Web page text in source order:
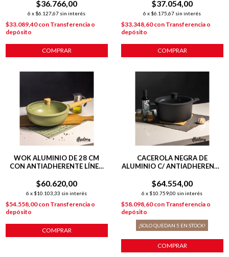
$36.766,00
6 x $6.127,67 sin interés
$33.089,40con Transferencia o
depósito
COMPRAR
$37.054,00
6 x $6.175,67 sin interés
$33.348,60con Transferencia o
depósito
COMPRAR
WOK ALUMINIO DE 28 CM
CON ANTIADHERENTE LÍNEA
$60.620,00
6 x $10.103,33 sin interés
$54.558,00con Transferencia o
depósito
COMPRAR
CACEROLA NEGRA DE
ALUMINIO C/ ANTIADHERENTE
$64.554,00
6 x $10.759,00 sin interés
$58.098,60con Transferencia o
depósito
¡SOLO QUEDAN 5 EN STOCK!
COMPRAR